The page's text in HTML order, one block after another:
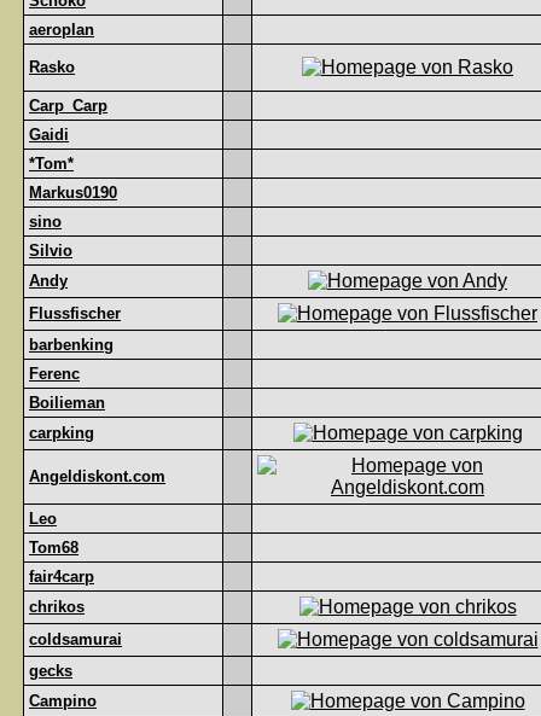
aeroplan
Rasko
Carp_Carp
Gaidi
*Tom*
Markus0190
sino
Silvio
Andy
Flussfischer
barbenking
Ferenc
Boilieman
carpking
Angeldiskont.com
Leo
Tom68
fair4carp
chrikos
coldsamurai
gecks
Campino